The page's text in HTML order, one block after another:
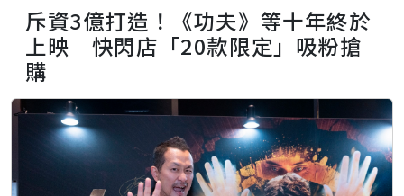
斥資3億打造！《功夫》等十年終於
上映 快閃店「20款限定」吸粉搶
購